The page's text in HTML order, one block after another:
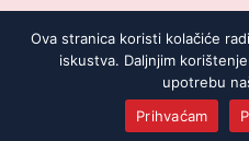
© 2026 Pastoral mladih
Ova stranica koristi kolačiće
iskustva. Daljnjim
upotrebu
Prihvaćam